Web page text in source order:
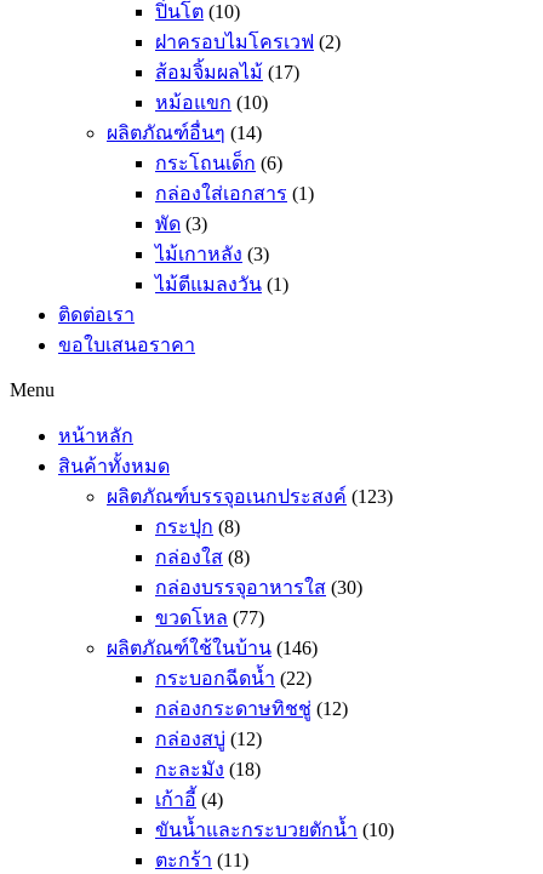
ปิ่นโต (10)
ฝาครอบไมโครเวฟ (2)
ส้อมจิ้มผลไม้ (17)
หม้อแขก (10)
ผลิตภัณฑ์อื่นๆ (14)
กระโถนเด็ก (6)
กล่องใส่เอกสาร (1)
พัด (3)
ไม้เกาหลัง (3)
ไม้ตีแมลงวัน (1)
ติดต่อเรา
ขอใบเสนอราคา
Menu
หน้าหลัก
สินค้าทั้งหมด
ผลิตภัณฑ์บรรจุอเนกประสงค์ (123)
กระปุก (8)
กล่องใส (8)
กล่องบรรจุอาหารใส (30)
ขวดโหล (77)
ผลิตภัณฑ์ใช้ในบ้าน (146)
กระบอกฉีดน้ำ (22)
กล่องกระดาษทิชชู่ (12)
กล่องสบู่ (12)
กะละมัง (18)
เก้าอี้ (4)
ขันน้ำและกระบวยตักน้ำ (10)
ตะกร้า (11)